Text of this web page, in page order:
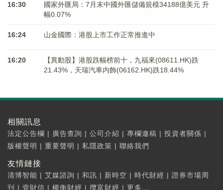
16:30
國家外匯局：7月末中國外匯儲備規模34188億美元 升
幅0.07%
16:24 山金國際：港股上市工作正常推進中
16:20
【異動股】港股跌幅榜前十，九福來(08611.HK)跌
21.43%，天瑞汽車内飾(06162.HK)跌18.44%
相關訊息
法定公告欄 | 廣告查詢 | 公司介紹 | 專欄邀稿 | 投資者關係 |
版權聲明 | 重要聲明 | 私隱政策 | 聯絡我們
友情鏈接
清博智能 | 艾媒諮詢 | 和訊 | 新時空 | 時代財經 | 證券市場周
刊
| 壹財信 | 權衡財經 | 攬富財經 | 更多...